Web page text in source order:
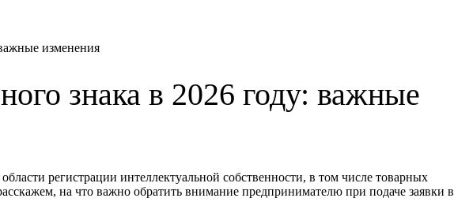
изменения
знака в 2026 году: важные
регистрации интеллектуальной собственности, в том числе товарных
на что важно обратить внимание предпринимателю при подаче заявки в